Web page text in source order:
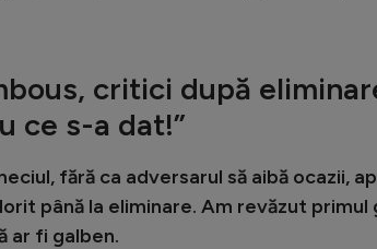
critici după
ce s-a dat!”
fără ca adversarul să aibă ocazii,
până la eliminare. Am revăzut primul
ar fi galben.